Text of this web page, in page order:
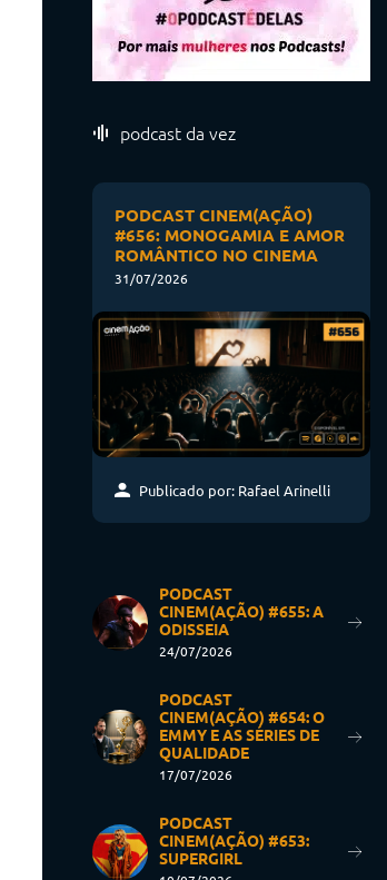
podcast da vez
PODCAST CINEM(AÇÃO)
#656: MONOGAMIA E AMOR
ROMÂNTICO NO CINEMA
31/07/2026
Publicado por: Rafael Arinelli
PODCAST
CINEM(AÇÃO) #655: A
ODISSEIA
24/07/2026
PODCAST
CINEM(AÇÃO) #654: O
EMMY E AS SÉRIES DE
QUALIDADE
17/07/2026
PODCAST
CINEM(AÇÃO) #653:
SUPERGIRL